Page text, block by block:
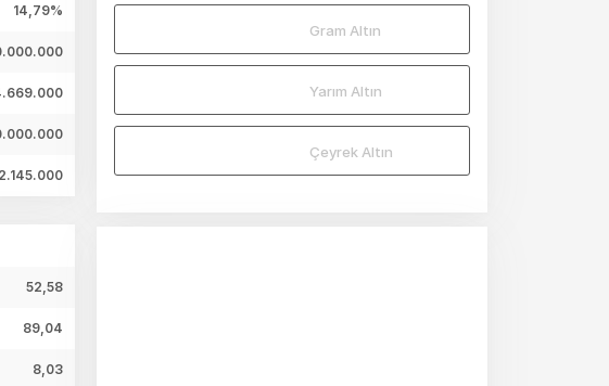
14,79%
52,58
89,04
8,03
Gram Altın
Yarım Altın
Çeyrek Altın